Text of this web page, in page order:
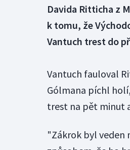
Davida Ritticha z
k tomu, že
Vantuch trest do
Vantuch fauloval
Gólmana píchl
trest na pět minut
"Zákrok byl veden